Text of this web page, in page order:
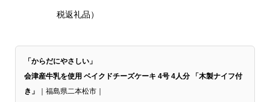
「からだにやさしい」
会津産牛乳を使用 ベイクドチーズケーキ 4号 4人分 「木製ナイフ付
き」
｜福島県二本松市｜